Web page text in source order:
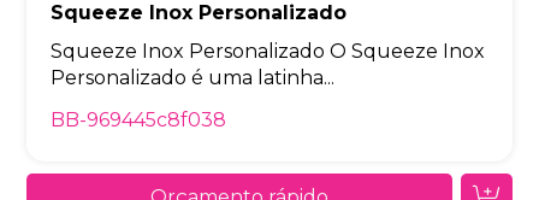
Squeeze Inox Personalizado
Squeeze Inox Personalizado O Squeeze Inox
Personalizado é uma latinha...
BB-969445c8f038